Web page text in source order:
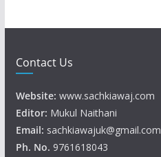
Contact Us
Website: www.sachkiawaj.com
Editor: Mukul Naithani
Email: sachkiawajuk@gmail.com
Ph. No. 9761618043